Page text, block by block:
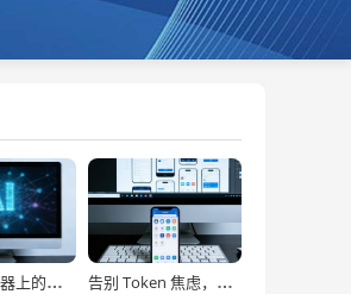
还在为服务器上的问题烦恼？有了智能终端，我再也不怕了！ 告别 Token 焦虑，让 AI Agent 24 小时为你打工